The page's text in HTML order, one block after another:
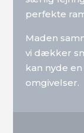
perfekte
Maden
vi dækker
kan nyde
omgivelser.